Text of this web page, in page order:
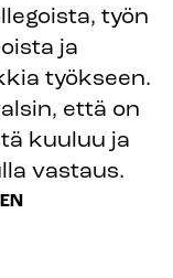
työn
ja
työkseen.
että on
kuuluu ja
vastaus.